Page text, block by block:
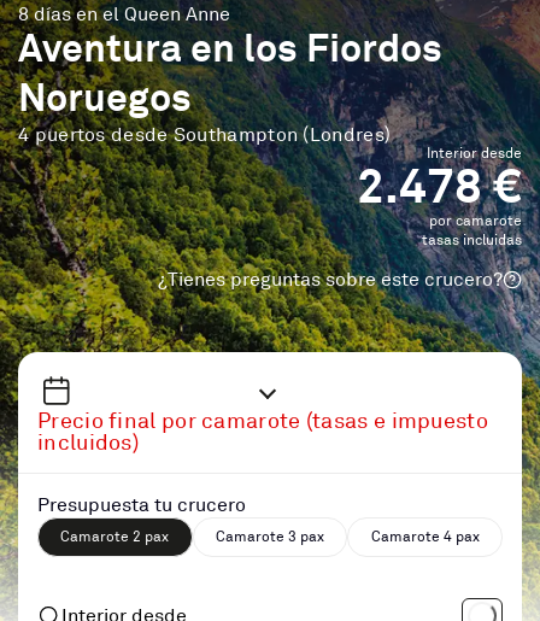
8 días en el Queen Anne
Aventura en los Fiordos
Noruegos
4 puertos desde Southampton (Londres)
Interior desde
2.478 €
por camarote
tasas incluidas
¿Tienes preguntas sobre este crucero?
Precio final por camarote (tasas e impuesto
incluidos)
Presupuesta tu crucero
Camarote 2 pax Camarote 3 pax Camarote 4 pax
Interior desde